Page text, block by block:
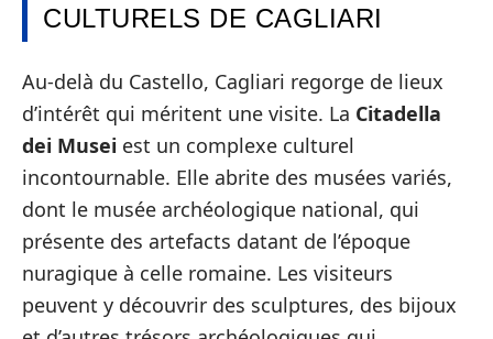
CULTURELS DE CAGLIARI
Au-delà du Castello, Cagliari regorge de lieux
d’intérêt qui méritent une visite. La Citadella
dei Musei est un complexe culturel
incontournable. Elle abrite des musées variés,
dont le musée archéologique national, qui
présente des artefacts datant de l’époque
nuragique à celle romaine. Les visiteurs
peuvent y découvrir des sculptures, des bijoux